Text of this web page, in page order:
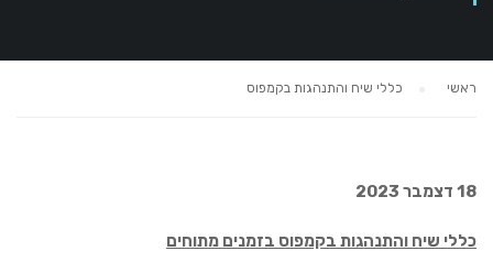
ראשי כללי שיח והתנהגות בקמפוס
18 דצמבר 2023
כללי שיח והתנהגות בקמפוס בזמנים מתוחים